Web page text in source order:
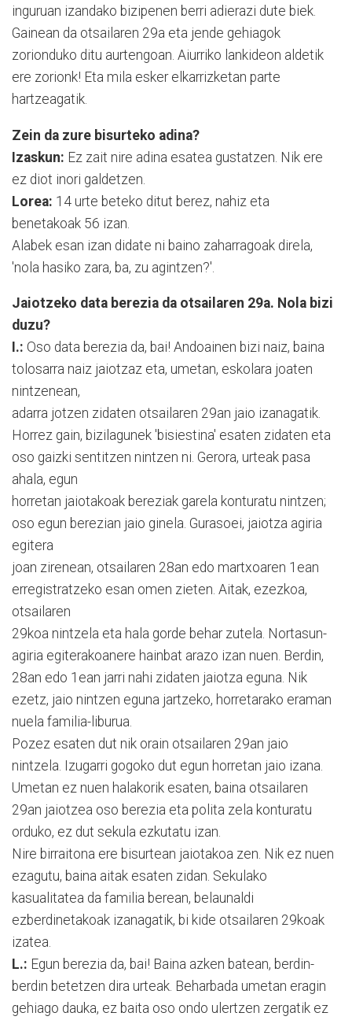
inguruan izandako bizipenen berri adierazi dute biek.
Gainean da otsailaren 29a eta jende gehiagok
zorionduko ditu aurtengoan. Aiurriko lankideon aldetik
ere zorionk! Eta mila esker elkarrizketan parte
hartzeagatik.
Zein da zure bisurteko adina?
Izaskun: Ez zait nire adina esatea gustatzen. Nik ere
ez diot inori galdetzen.
Lorea: 14 urte beteko ditut berez, nahiz eta
benetakoak 56 izan.
Alabek esan izan didate ni baino zaharragoak direla,
'nola hasiko zara, ba, zu agintzen?'.
Jaiotzeko data berezia da otsailaren 29a. Nola bizi
duzu?
I.: Oso data berezia da, bai! Andoainen bizi naiz, baina
tolosarra naiz jaiotzaz eta, umetan, eskolara joaten
nintzenean,
adarra jotzen zidaten otsailaren 29an jaio izanagatik.
Horrez gain, bizilagunek 'bisiestina' esaten zidaten eta
oso gaizki sentitzen nintzen ni. Gerora, urteak pasa
ahala, egun
horretan jaiotakoak bereziak garela konturatu nintzen;
oso egun berezian jaio ginela. Gurasoei, jaiotza agiria
egitera
joan zirenean, otsailaren 28an edo martxoaren 1ean
erregistratzeko esan omen zieten. Aitak, ezezkoa,
otsailaren
29koa nintzela eta hala gorde behar zutela. Nortasun-
agiria egiterakoanere hainbat arazo izan nuen. Berdin,
28an edo 1ean jarri nahi zidaten jaiotza eguna. Nik
ezetz, jaio nintzen eguna jartzeko, horretarako eraman
nuela familia-liburua.
Pozez esaten dut nik orain otsailaren 29an jaio
nintzela. Izugarri gogoko dut egun horretan jaio izana.
Umetan ez nuen halakorik esaten, baina otsailaren
29an jaiotzea oso berezia eta polita zela konturatu
orduko, ez dut sekula ezkutatu izan.
Nire birraitona ere bisurtean jaiotakoa zen. Nik ez nuen
ezagutu, baina aitak esaten zidan. Sekulako
kasualitatea da familia berean, belaunaldi
ezberdinetakoak izanagatik, bi kide otsailaren 29koak
izatea.
L.: Egun berezia da, bai! Baina azken batean, berdin-
berdin betetzen dira urteak. Beharbada umetan eragin
gehiago dauka, ez baita oso ondo ulertzen zergatik ez